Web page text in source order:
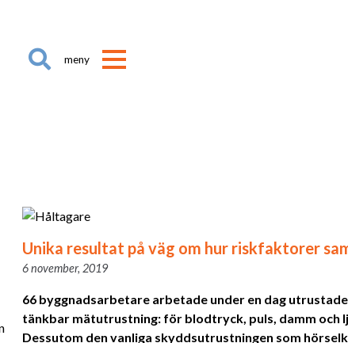
Unika resultat på väg om hur riskfaktorer
6 november, 2019
66 byggnadsarbetare arbetade under en dag
tänkbar mätutrustning: för blodtryck, puls, damm och
Dessutom den vanliga skyddsutrustningen som